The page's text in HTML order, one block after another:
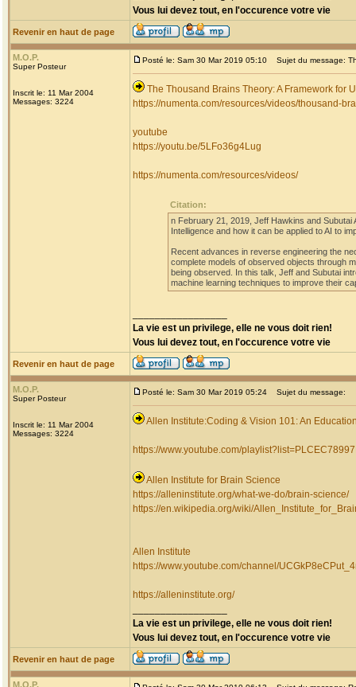
Vous lui devez tout, en l'occurence votre vie
Revenir en haut de page
M.O.P.
Super Posteur
Inscrit le: 11 Mar 2004
Messages: 3224
Posté le: Sam 30 Mar 2019 05:10 Sujet du message:
The Thousand Brains Theory: A Framework for
https://numenta.com/resources/videos/thousand-
youtube
https://youtu.be/5LFo36g4Lug
https://numenta.com/resources/videos/
Citation:
n February 21, 2019, Jeff Hawkins and
Intelligence and how it can be applied to AI to
Recent advances in reverse engineering the
complete models of observed objects through
being observed. In this talk, Jeff and Subutai
machine learning techniques to improve their
La vie est un privilege, elle ne vous doit rien!
Vous lui devez tout, en l'occurence votre vie
Revenir en haut de page
M.O.P.
Super Posteur
Inscrit le: 11 Mar 2004
Messages: 3224
Posté le: Sam 30 Mar 2019 05:24 Sujet du message:
Allen Institute:Coding & Vision 101: An
https://www.youtube.com/
Allen Institute for Brain Science
https://alleninstitute.org/what-we-do/brain-science/
https://en.wikipedia.org/wiki/
Allen Institute
https://www.youtube.com/channel/
https://alleninstitute.org/
La vie est un privilege, elle ne vous doit rien!
Vous lui devez tout, en l'occurence votre vie
Revenir en haut de page
M.O.P.